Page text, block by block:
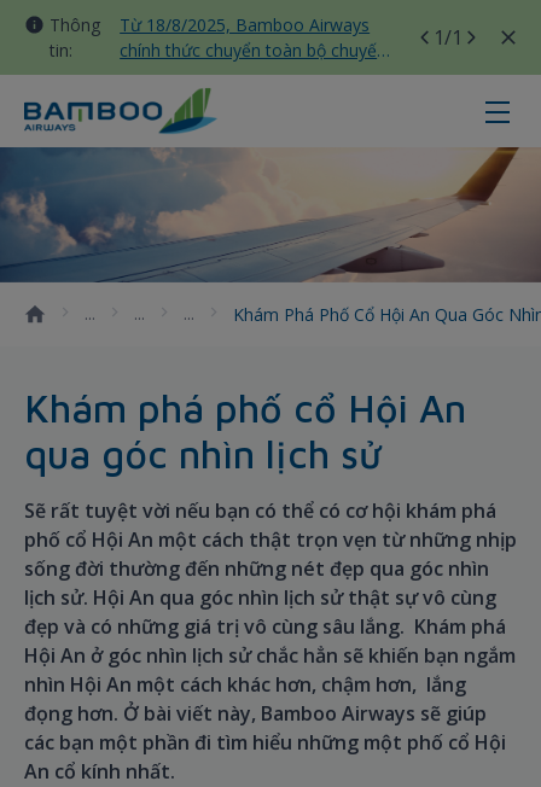
Thông
tin:
Từ 18/8/2025, Bamboo Airways
chính thức chuyển toàn bộ chuyến
bay nội địa sang nhà ga T3 Tân
Sơn Nhất
1/1
Khám phá phố cổ Hội An qua
Khám Phá Phố Cổ Hội An Qua Góc
Khám phá phố cổ Hội An
qua góc nhìn lịch sử
Sẽ rất tuyệt vời nếu bạn có thể có cơ hội khám phá
phố cổ Hội An một cách thật trọn vẹn từ những nhịp
sống đời thường đến những nét đẹp qua góc nhìn
lịch sử. Hội An qua góc nhìn lịch sử thật sự vô cùng
đẹp và có những giá trị vô cùng sâu lắng. Khám phá
Hội An ở góc nhìn lịch sử chắc hẳn sẽ khiến bạn ngắm
nhìn Hội An một cách khác hơn, chậm hơn, lắng
đọng hơn. Ở bài viết này, Bamboo Airways sẽ giúp
các bạn một phần đi tìm hiểu những một phố cổ Hội
An cổ kính nhất.